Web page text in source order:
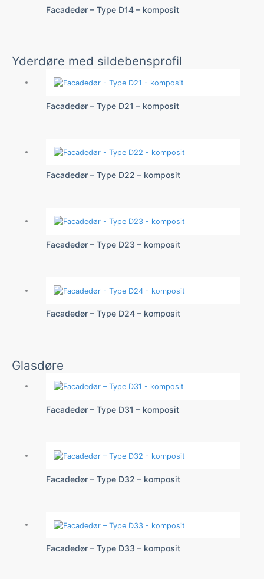
Facadedør – Type D14 – komposit
Yderdøre med sildebensprofil
Facadedør – Type D21 – komposit
Facadedør – Type D22 – komposit
Facadedør – Type D23 – komposit
Facadedør – Type D24 – komposit
Glasdøre
Facadedør – Type D31 – komposit
Facadedør – Type D32 – komposit
Facadedør – Type D33 – komposit